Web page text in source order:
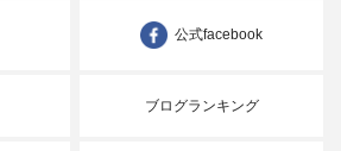
公式facebook
ブログランキング